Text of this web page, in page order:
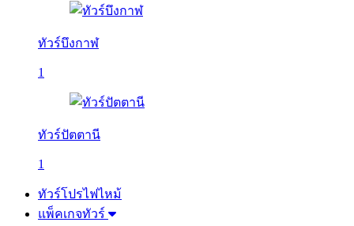
ทัวร์บึงกาฬ
1
ทัวร์ปัตตานี
1
ทัวร์โปรไฟไหม้
แพ็คเกจทัวร์